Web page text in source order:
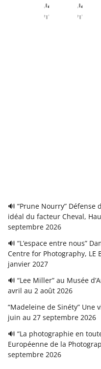
🔊 “Prune Nourry” Défense
idéal du facteur Cheval,
septembre 2026
🔊 “L’espace entre nous”
Centre for Photography, LE
janvier 2027
🔊 “Lee Miller” au Musée
avril au 2 août 2026
“Madeleine de Sinéty” Une
juin au 27 septembre 2026
🔊 “La photographie en
Européenne de la
septembre 2026